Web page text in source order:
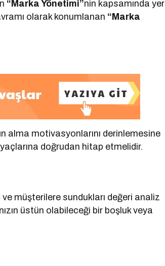
“Marka Yönetimi”nin kapsamında yer
olarak konumlanan “Marka
alma motivasyonlarını derinlemesine
doğrudan hitap etmelidir.
ve müşterilere sundukları değeri analiz
üstün olabileceği bir boşluk veya